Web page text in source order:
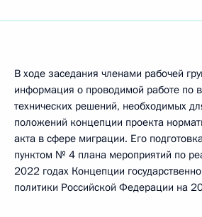
В ходе заседания членами рабочей
информация о проводимой работе по
технических решений, необходимых
положений концепции проекта
акта в сфере миграции. Его
пунктом № 4 плана мероприятий по
2022 годах Концепции
политики Российской Федерации на